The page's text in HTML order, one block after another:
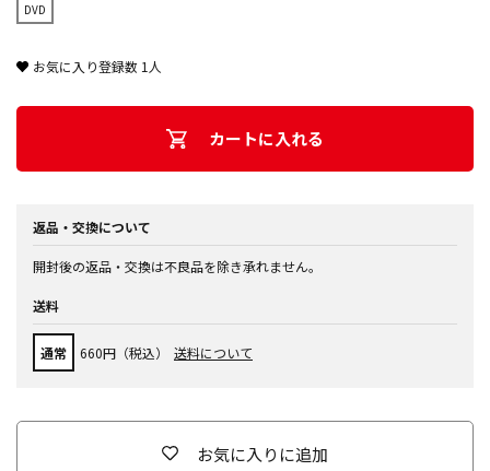
DVD
お気に入り登録数 1 人
カートに入れる
返品・交換について
開封後の返品・交換は不良品を除き承れません。
送料
通常 660円（税込） 送料について
お気に入りに追加